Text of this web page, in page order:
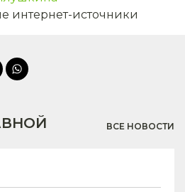
интернет-источники
ВСЕ НОВОСТИ